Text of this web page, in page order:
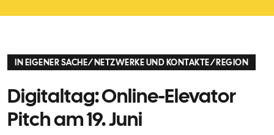
IN EIGENER SACHE/NETZWERKE UND KONTAKTE/REGION
Digitaltag: Online-Elevator
Pitch am 19. Juni